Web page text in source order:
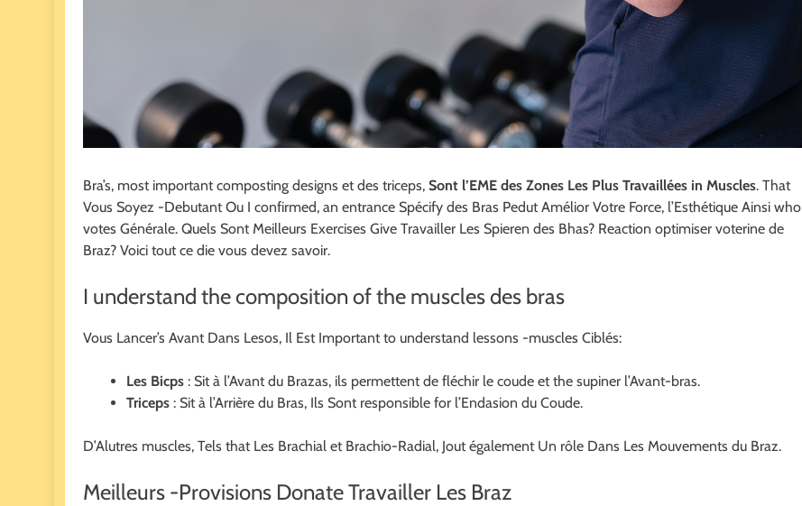
Bra’s, most important composting designs et des triceps, Sont l’EME des Zones Les Plus Travaillées in Muscles. That
Vous Soyez -Debutant Ou I confirmed, an entrance Spécify des Bras Pedut Amélior Votre Force, l’Esthétique Ainsi who
votes Générale. Quels Sont Meilleurs Exercises Give Travailler Les Spieren des Bhas? Reaction optimiser voterine de
Braz? Voici tout ce die vous devez savoir.
I understand the composition of the muscles des bras
Vous Lancer’s Avant Dans Lesos, Il Est Important to understand lessons -muscles Ciblés:
Les Bicps : Sit à l’Avant du Brazas, ils permettent de fléchir le coude et the supiner l’Avant-bras.
Triceps : Sit à l’Arrière du Bras, Ils Sont responsible for l’Endasion du Coude.
D’Alutres muscles, Tels that Les Brachial et Brachio-Radial, Jout également Un rôle Dans Les Mouvements du Braz.
Meilleurs -Provisions Donate Travailler Les Braz